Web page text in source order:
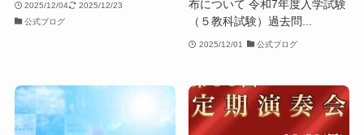
2025/12/04
2025/12/23
公式ブログ
布について 令和7年度入学試験
（５教科試験）過去問...
2025/12/01 公式ブログ